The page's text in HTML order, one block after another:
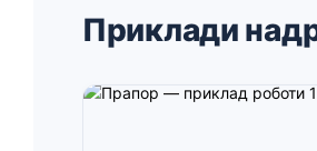
Приклади